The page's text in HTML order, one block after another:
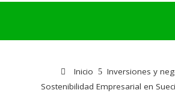
Inicio
Inversiones y
Sostenibilidad Empresarial en